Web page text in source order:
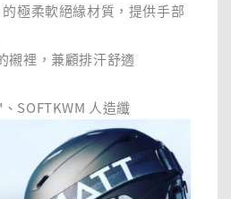
的極柔軟絕緣材質，提供手部
襯裡，兼顧排汗舒適
、SOFTKWM 人造纖